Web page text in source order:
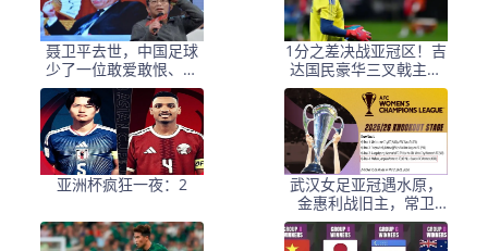
聂卫平去世，中国足球
少了一位敢爱敢恨、敢
说真话的球迷
1分之差决战亚冠区！吉
达国民豪华三叉戟主场
围剿布赖代，5连杀零封
魔咒延续？
亚洲杯疯狂一夜：2
武汉女足亚冠遇水原，
金惠利战旧主，常卫
魏、外援离队，主场武
体